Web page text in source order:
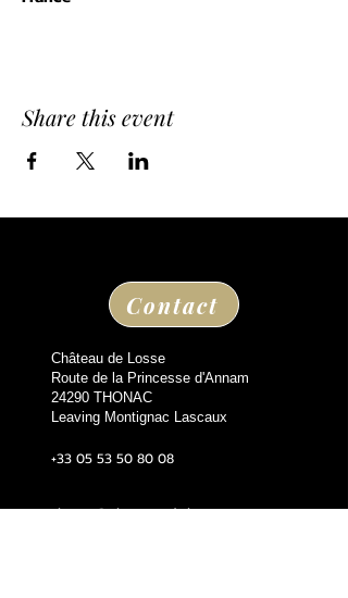
Share this event
Contact
Château de Losse
Route de la Princesse d'Annam
24290 THONAC
Leaving Montignac Lascaux
+33 05 53 50 80 08
losse@chateaudelosse.com